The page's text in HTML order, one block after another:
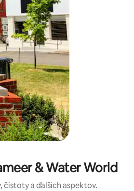
& Water World
čistoty a ďalších aspektov.